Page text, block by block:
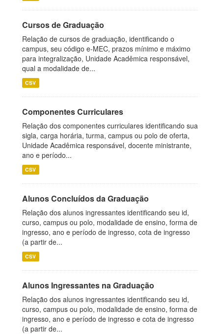
Cursos de Graduação
Relação de cursos de graduação, identificando o
campus, seu código e-MEC, prazos mínimo e máximo
para integralização, Unidade Acadêmica responsável,
qual a modalidade de...
CSV
Componentes Curriculares
Relação dos componentes curriculares identificando sua
sigla, carga horária, turma, campus ou polo de oferta,
Unidade Acadêmica responsável, docente ministrante,
ano e período...
CSV
Alunos Concluídos da Graduação
Relação dos alunos ingressantes identificando seu id,
curso, campus ou polo, modalidade de ensino, forma de
ingresso, ano e período de ingresso, cota de ingresso
(a partir de...
CSV
Alunos Ingressantes na Graduação
Relação dos alunos ingressantes identificando seu id,
curso, campus ou polo, modalidade de ensino, forma de
ingresso, ano e período de ingresso e cota de ingresso
(a partir de...